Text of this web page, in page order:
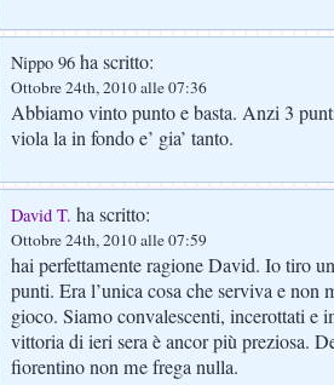
Nippo 96 ha scritto:
Ottobre 24th, 2010 alle 07:36
Abbiamo vinto punto e basta. Anzi 3
viola la in fondo e’ gia’ tanto.
David T. ha scritto:
Ottobre 24th, 2010 alle 07:59
hai perfettamente ragione David. Io tiro
punti. Era l’unica cosa che serviva e non
gioco. Siamo convalescenti, incerottati e
vittoria di ieri sera è ancor più preziosa.
fiorentino non me frega nulla.